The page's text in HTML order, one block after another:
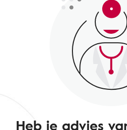
Heb je advies